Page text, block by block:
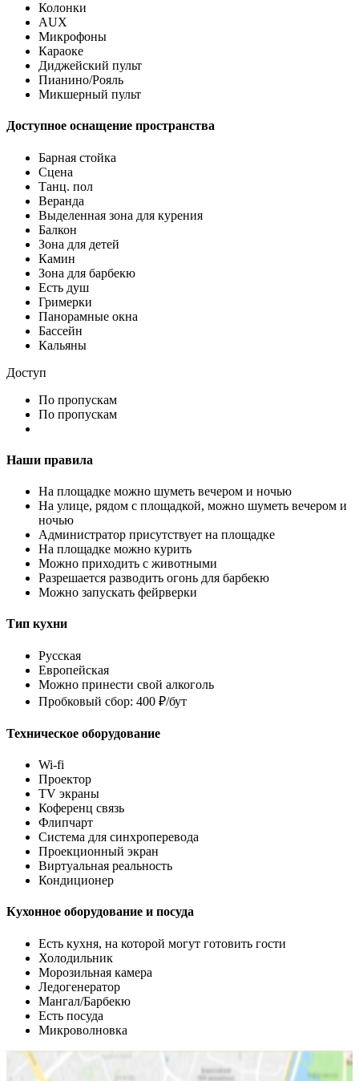
Колонки
AUX
Микрофоны
Караоке
Диджейский пульт
Пианино/Рояль
Микшерный пульт
Доступное оснащение пространства
Барная стойка
Сцена
Танц. пол
Веранда
Выделенная зона для курения
Балкон
Зона для детей
Камин
Зона для барбекю
Есть душ
Гримерки
Панорамные окна
Бассейн
Кальяны
Доступ
По пропускам
По пропускам
Наши правила
На площадке можно шуметь вечером и ночью
На улице, рядом с площадкой, можно шуметь вечером и
ночью
Администратор присутствует на площадке
На площадке можно курить
Можно приходить с животными
Разрешается разводить огонь для барбекю
Можно запускать фейрверки
Тип кухни
Русская
Европейская
Можно принести свой алкоголь
Пробковый сбор: 400 ₽/бут
Техническое оборудование
Wi-fi
Проектор
TV экраны
Коференц связь
Флипчарт
Система для синхроперевода
Проекционный экран
Виртуальная реальность
Кондиционер
Кухонное оборудование и посуда
Есть кухня, на которой могут готовить гости
Холодильник
Морозильная камера
Ледогенератор
Мангал/Барбекю
Есть посуда
Микроволновка